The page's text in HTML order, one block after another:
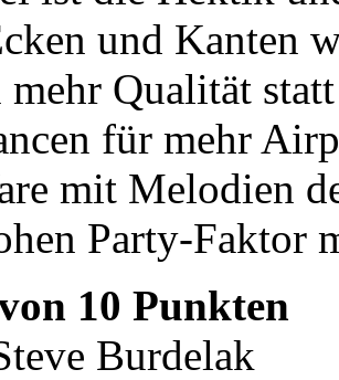
und Kanten
mehr Qualität
für mehr
mit Melodien
Party-Faktor
10 Punkten
Burdelak